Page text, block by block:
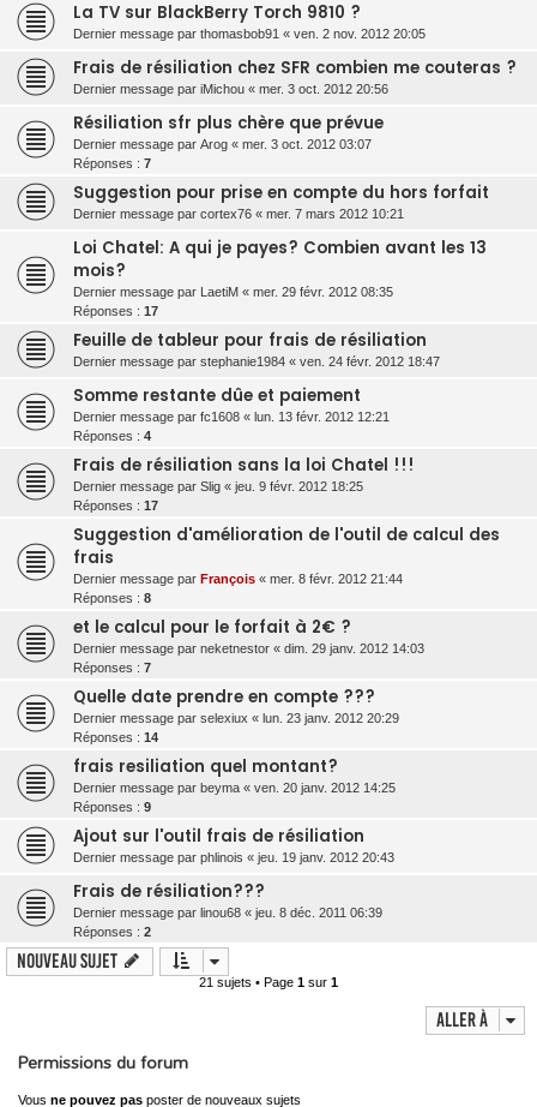
La TV sur BlackBerry Torch 9810 ?
Dernier message par thomasbob91 « ven. 2 nov. 2012 20:05
Frais de résiliation chez SFR combien me couteras ?
Dernier message par iMichou « mer. 3 oct. 2012 20:56
Résiliation sfr plus chère que prévue
Dernier message par Arog « mer. 3 oct. 2012 03:07
Réponses : 7
Suggestion pour prise en compte du hors forfait
Dernier message par cortex76 « mer. 7 mars 2012 10:21
Loi Chatel: A qui je payes? Combien avant les 13
mois?
Dernier message par LaetiM « mer. 29 févr. 2012 08:35
Réponses : 17
Feuille de tableur pour frais de résiliation
Dernier message par stephanie1984 « ven. 24 févr. 2012 18:47
Somme restante dûe et paiement
Dernier message par fc1608 « lun. 13 févr. 2012 12:21
Réponses : 4
Frais de résiliation sans la loi Chatel !!!
Dernier message par Slig « jeu. 9 févr. 2012 18:25
Réponses : 17
Suggestion d'amélioration de l'outil de calcul des
frais
Dernier message par François « mer. 8 févr. 2012 21:44
Réponses : 8
et le calcul pour le forfait à 2€ ?
Dernier message par neketnestor « dim. 29 janv. 2012 14:03
Réponses : 7
Quelle date prendre en compte ???
Dernier message par selexiux « lun. 23 janv. 2012 20:29
Réponses : 14
frais resiliation quel montant?
Dernier message par beyma « ven. 20 janv. 2012 14:25
Réponses : 9
Ajout sur l'outil frais de résiliation
Dernier message par phlinois « jeu. 19 janv. 2012 20:43
Frais de résiliation???
Dernier message par linou68 « jeu. 8 déc. 2011 06:39
Réponses : 2
Nouveau sujet
21 sujets • Page 1 sur 1
Aller à
Permissions du forum
Vous ne pouvez pas poster de nouveaux sujets